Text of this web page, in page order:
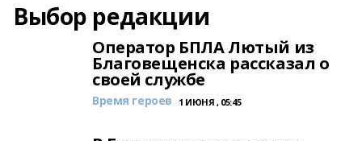
Выбор редакции
Оператор БПЛА Лютый из
Благовещенска рассказал о
своей службе
Время героев 1 ИЮНЯ , 05:45